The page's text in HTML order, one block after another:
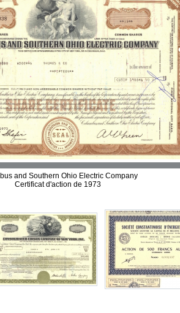
and Southern Ohio Electric Company
Certificat d'action de 1973